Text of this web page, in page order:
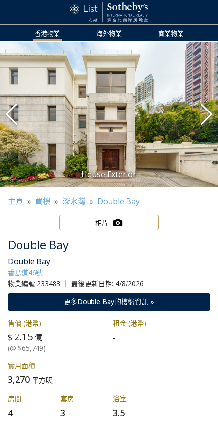
香港物業 海外物業 商業物業
主頁 » 買樓 » 深水灣 » Double Bay
相片
Double Bay
Double Bay
香島道46號
物業編號 233483 ｜ 最後更新日期: 4/8/2026
更多Double Bay的樓盤資訊 »
售價 (港幣)
$ 2.15億
(@ $65,749)
租金 (港幣)
-
實用面積
3,270 平方呎
房間
4
套房
3
浴室
3.5